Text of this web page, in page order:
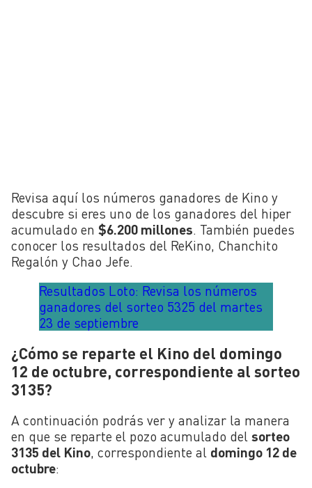
Revisa aquí los números ganadores de Kino y
descubre si eres uno de los ganadores del hiper
acumulado en $6.200 millones. También puedes
conocer los resultados del ReKino, Chanchito
Regalón y Chao Jefe.
Resultados Loto: Revisa los números
ganadores del sorteo 5325 del martes
23 de septiembre
¿Cómo se reparte el Kino del domingo
12 de octubre, correspondiente al sorteo
3135?
A continuación podrás ver y analizar la manera
en que se reparte el pozo acumulado del sorteo
3135 del Kino , correspondiente al domingo 12 de
octubre: